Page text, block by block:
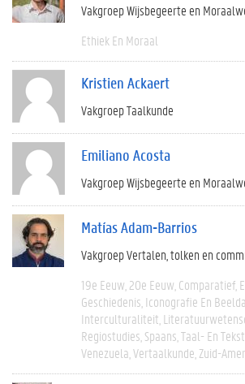
Vakgroep Wijsbegeerte en
Ethiek En Moraal
Kristien Ackaert
Vakgroep Taalkunde
Emiliano Acosta
Vakgroep Wijsbegeerte en
Matías Adam-Barrios
Vakgroep Vertalen, tolken en
19e Eeuw 20e Eeuw Comparatief
Geschiedenis Iconografie En
Interculturaliteit
Regiostudies Spaans Taal- En
Venezuela Vertaalkunde Zuid-